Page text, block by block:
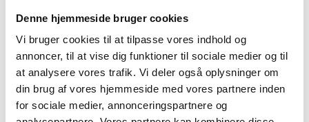
Denne hjemmeside bruger cookies
Vi bruger cookies til at tilpasse vores indhold og
annoncer, til at vise dig funktioner til sociale medier og til
at analysere vores trafik. Vi deler også oplysninger om
din brug af vores hjemmeside med vores partnere inden
for sociale medier, annonceringspartnere og
engelskkundskaber samt kendskab til MS Office
pakken (PowerPoint, Excel & Word).
Ferie og arbejdstid
Arbejdstiden er i gennemsnit 37 timer ugentligt (inkl.
frokostpause). Du optjener 2,08 feriedage pr. måneds
praktik svarende til 12,5 dag i løbet af dit 6-måneders